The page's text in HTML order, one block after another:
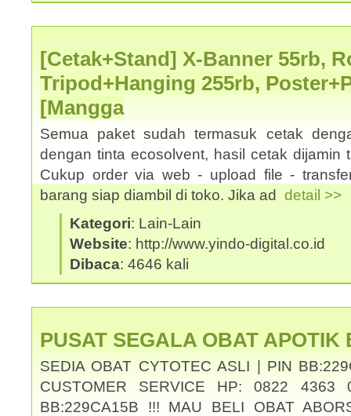
[Cetak+Stand] X-Banner 55rb,
Tripod+Hanging 255rb,
[Mangga
Semua paket sudah termasuk cetak
dengan tinta ecosolvent, hasil cetak dijamin
Cukup order via web - upload file -
barang siap diambil di toko. Jika ad detail >>
Kategori: Lain-Lain
Website: http://www.yindo-digital.co.id
Dibaca: 4646 kali
PUSAT SEGALA OBAT APOTIK
SEDIA OBAT CYTOTEC ASLI | PIN
CUSTOMER SERVICE HP: 0822 4363
BB:229CA15B !!! MAU BELI OBAT